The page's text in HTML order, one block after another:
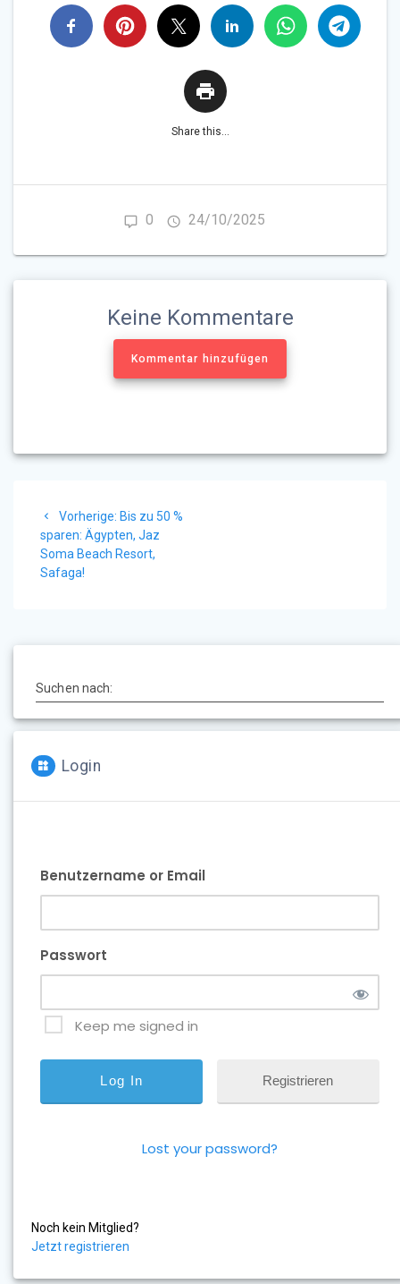
Share this...
0 24/10/2025
Keine Kommentare
Kommentar hinzufügen
Vorherige: Vorheriger
Beitrag:
Bis zu 50 %
sparen: Ägypten, Jaz
Soma Beach Resort,
Safaga!
Suchen nach:
Login
Benutzername or Email
Passwort
Keep me signed in
Registrieren
Lost your password?
Noch kein Mitglied?
Jetzt registrieren